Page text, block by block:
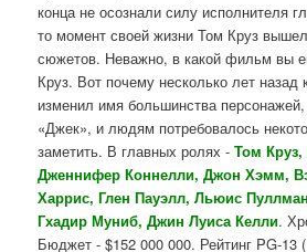
конца не осознали силу исполнителя
то момент своей жизни Том Круз
сюжетов. Неважно, в какой фильм вы
Круз. Вот почему несколько лет назад
изменил имя большинства
«Джек», и людям потребовалось
заметить. В главных ролях -Том
Дженнифер Коннелли, Джон Хэмм,
Харрис, Глен Пауэлл, Льюис
Гхадир Муниб, Джин Луиса Келли.
Бюджет - $152 000 000. Рейтинг PG-13